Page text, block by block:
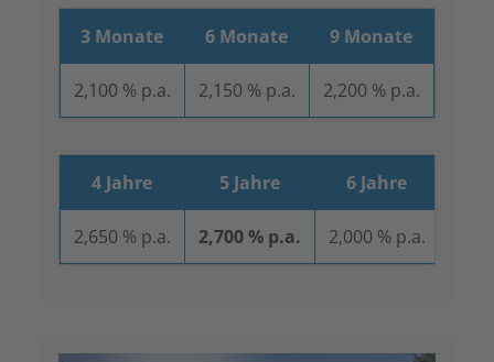
3 Monate 6 Monate 9 Monate
2,100 % p.a. 2,150 % p.a. 2,200 % p.a.
4 Jahre 5 Jahre 6 Jahre
2,650 % p.a. 2,700 % p.a. 2,000 % p.a.